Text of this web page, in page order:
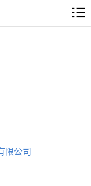
限公司